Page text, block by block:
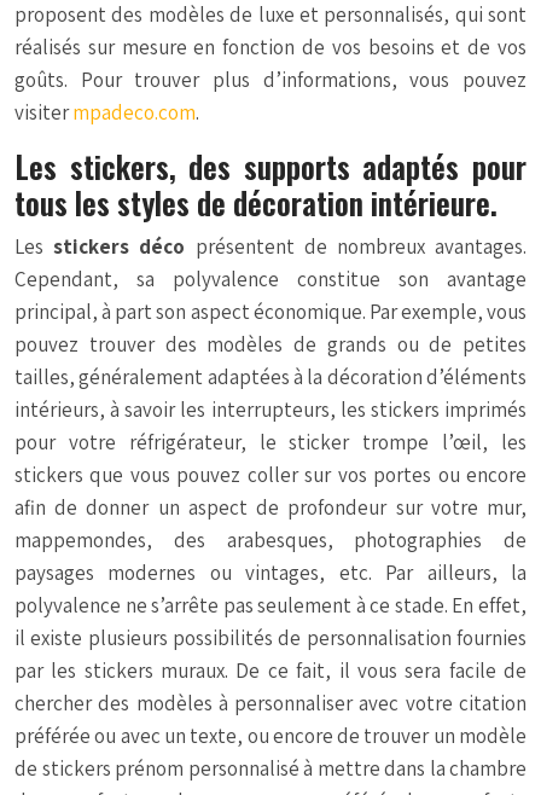
proposent des modèles de luxe et personnalisés, qui sont
réalisés sur mesure en fonction de vos besoins et de vos
goûts. Pour trouver plus d’informations, vous pouvez
visitermpadeco.com.
Les stickers, des supports adaptés pour
tous les styles de décoration intérieure.
Lesstickers déco présentent de nombreux avantages.
Cependant, sa polyvalence constitue son avantage
principal, à part son aspect économique. Par exemple, vous
pouvez trouver des modèles de grands ou de petites
tailles, généralement adaptées à la décoration d’éléments
intérieurs, à savoir les interrupteurs, les stickers imprimés
pour votre réfrigérateur, le sticker trompe l’œil, les
stickers que vous pouvez coller sur vos portes ou encore
afin de donner un aspect de profondeur sur votre mur,
mappemondes, des arabesques, photographies de
paysages modernes ou vintages, etc. Par ailleurs, la
polyvalence ne s’arrête pas seulement à ce stade. En effet,
il existe plusieurs possibilités de personnalisation fournies
par les stickers muraux. De ce fait, il vous sera facile de
chercher des modèles à personnaliser avec votre citation
préférée ou avec un texte, ou encore de trouver un modèle
de stickers prénom personnalisé à mettre dans la chambre